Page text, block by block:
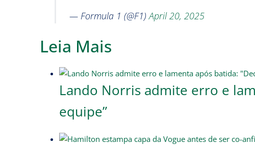
— Formula 1 (@F1)April 20, 2025
Leia Mais
Lando Norris admite erro e
equipe”